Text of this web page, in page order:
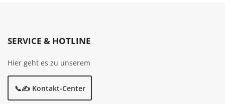
SERVICE & HOTLINE
Hier geht es zu unserem
📞✍️ Kontakt-Center